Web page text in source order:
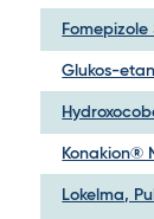
Glukos-
Konakion®
Lokelma,